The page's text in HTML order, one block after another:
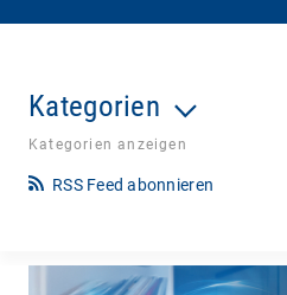
Kategorien
Kategorien anzeigen
RSS Feed abonnieren